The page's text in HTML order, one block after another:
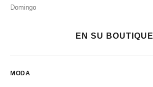
Domingo
EN SU BOUTIQUE
MODA